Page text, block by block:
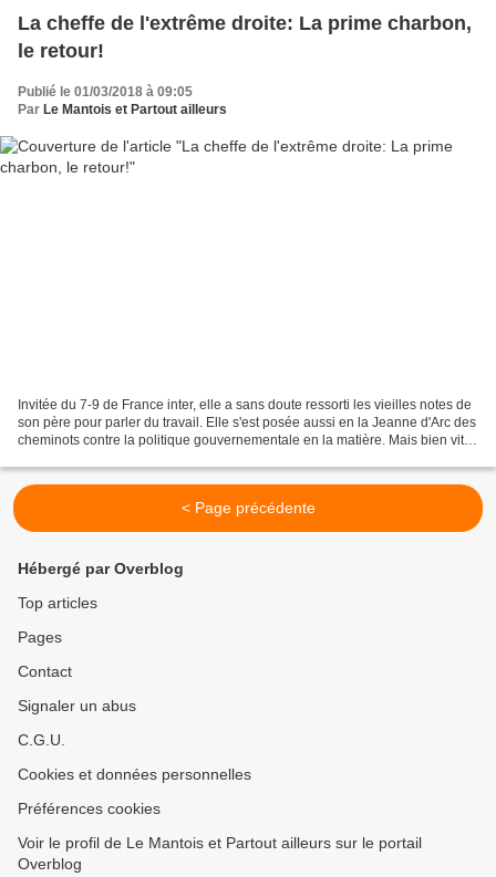
La cheffe de l'extrême droite: La prime charbon,
le retour!
Publié le 01/03/2018 à 09:05
Par Le Mantois et Partout ailleurs
Invitée du 7-9 de France inter, elle a sans doute ressorti les vieilles notes de
son père pour parler du travail. Elle s'est posée aussi en la Jeanne d'Arc des
cheminots contre la politique gouvernementale en la matière. Mais bien vite,
< Page précédente
Hébergé par Overblog
Top articles
Pages
Contact
Signaler un abus
C.G.U.
Cookies et données personnelles
Préférences cookies
Voir le profil de Le Mantois et Partout ailleurs sur le portail
Overblog